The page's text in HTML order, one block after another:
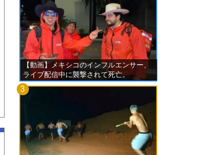
【動画】メキシコのインフルエンサー、
ライブ配信中に襲撃されて死亡。